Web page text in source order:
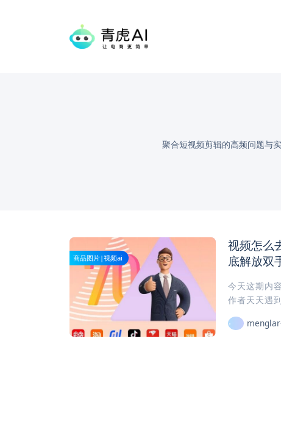
聚合短视频剪辑的高频问题与
商品图片|视频ai
视频怎么
底解放双
今天这期内
作者天天遇